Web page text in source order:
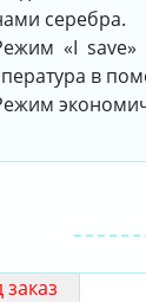
серебра.
«I save»
в